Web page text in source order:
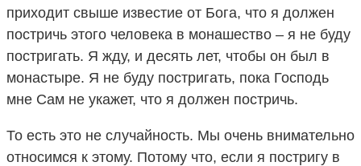
приходит свыше известие от Бога, что я должен
постричь этого человека в монашество – я не буду
постригать. Я жду, и десять лет, чтобы он был в
монастыре. Я не буду постригать, пока Господь
мне Сам не укажет, что я должен постричь.
То есть это не случайность. Мы очень внимательно
относимся к этому. Потому что, если я постригу в